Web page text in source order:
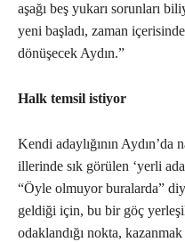
aşağı beş yukarı sorunları
yeni başladı, zaman
dönüşecek Aydın.”
Halk temsil istiyor
Kendi adaylığının Aydın’da
illerinde sık görülen ‘yerli
“Öyle olmuyor buralarda”
geldiği için, bu bir göç
odaklandığı nokta,